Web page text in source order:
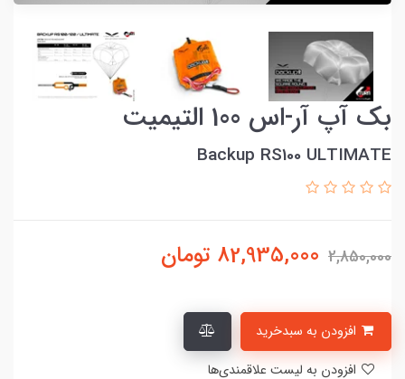
بک آپ آر-اس 100 التیمیت
Backup RS100 ULTIMATE
2,850,000
82,935,000 تومان